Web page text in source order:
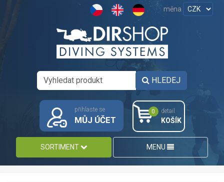
měna
HLEDEJ
přihlaste se
MŮJ ÚČET
0 detail
KOŠÍK
SORTIMENT MENU